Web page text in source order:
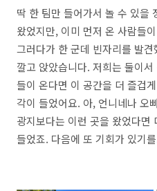
딱 한 팀만 들어가서 놀 수 있을
왔었지만, 이미 먼저 온 사람들
그러다가 한 군데 빈자리를 발
깔고 앉았습니다. 저희는 둘이
들이 온다면 이 공간을 더 즐겁
각이 들었어요. 아, 언니네나 오
광지보다는 이런 곳을 왔었다면
들었죠. 다음에 또 기회가 있기